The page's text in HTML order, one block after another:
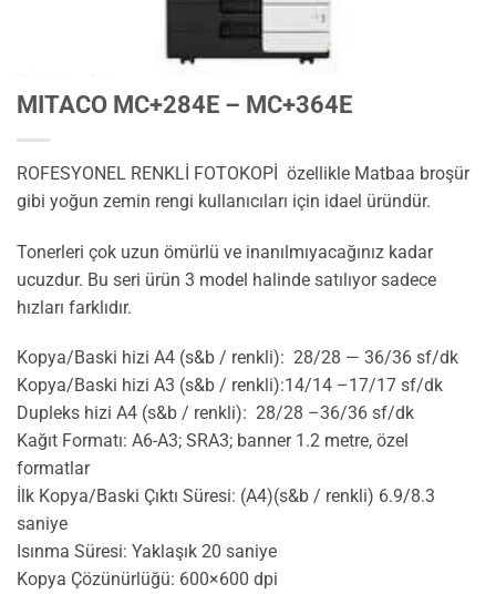
MITACO MC+284E – MC+364E
ROFESYONEL RENKLİ FOTOKOPİ özellikle Matbaa broşür
gibi yoğun zemin rengi kullanıcıları için idael üründür.
Tonerleri çok uzun ömürlü ve inanılmıyacağınız kadar
ucuzdur. Bu seri ürün 3 model halinde satılıyor sadece
hızları farklıdır.
Kopya/Baski hizi A4 (s&b / renkli): 28/28 — 36/36 sf/dk
Kopya/Baski hizi A3 (s&b / renkli):14/14 –17/17 sf/dk
Dupleks hizi A4 (s&b / renkli): 28/28 –36/36 sf/dk
Kağıt Formatı: A6-A3; SRA3; banner 1.2 metre, özel
formatlar
İlk Kopya/Baski Çıktı Süresi: (A4)(s&b / renkli) 6.9/8.3
saniye
Isınma Süresi: Yaklaşık 20 saniye
Kopya Çözünürlüğü: 600×600 dpi